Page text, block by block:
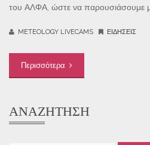
του ΑΛΦΑ, ώστε να παρουσιάσουμε
METEOLOGY LIVECAMS ΕΙΔΉΣΕΙΣ
Περισσότερα
ΑΝΑΖΉΤΗΣΗ